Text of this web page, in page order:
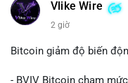
📰 Nguồn: Cointelegraph
Vlike Wire
2 giờ
Bitcoin giảm độ biến
- BVIV Bitcoin chạm